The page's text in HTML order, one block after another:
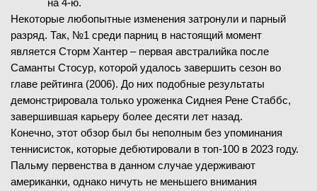
на 4-ю.
Некоторые любопытные изменения затронули и парный
разряд. Так, №1 среди парниц в настоящий момент
является Сторм Хантер – первая австралийка после
Саманты Стосур, которой удалось завершить сезон во
главе рейтинга (2006). До них подобные результаты
демонстрировала только уроженка Сиднея Рене Стаббс,
завершившая карьеру более десяти лет назад.
Конечно, этот обзор был бы неполным без упоминания
теннисисток, которые дебютировали в топ-100 в 2023 году.
Пальму первенства в данном случае удерживают
американки, однако ничуть не меньшего внимания